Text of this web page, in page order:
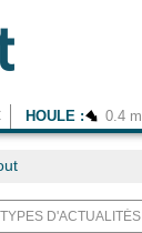
HOULE : 0.4 m